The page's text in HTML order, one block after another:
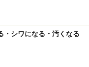
・シワになる・汚くなる